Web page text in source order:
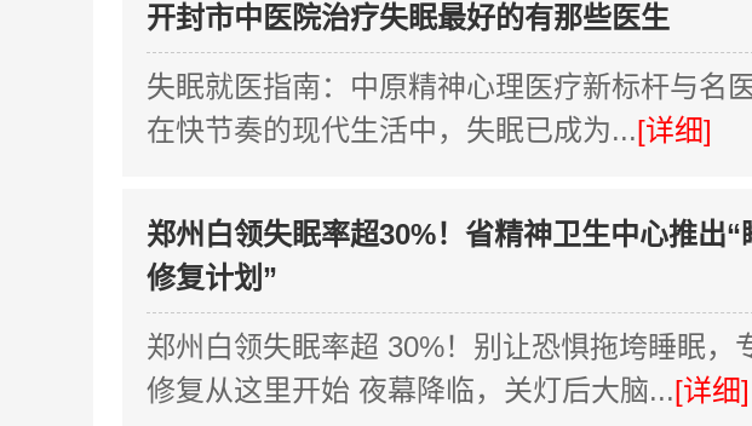
开封市中医院治疗失眠最好的有那些医生
失眠就医指南：中原精神心理医疗新标杆与名
在快节奏的现代生活中，失眠已成为...[详细]
郑州白领失眠率超30%！省精神卫生中心推出“
修复计划”
郑州白领失眠率超 30%！别让恐惧拖垮睡眠，
修复从这里开始 夜幕降临，关灯后大脑...[详细]